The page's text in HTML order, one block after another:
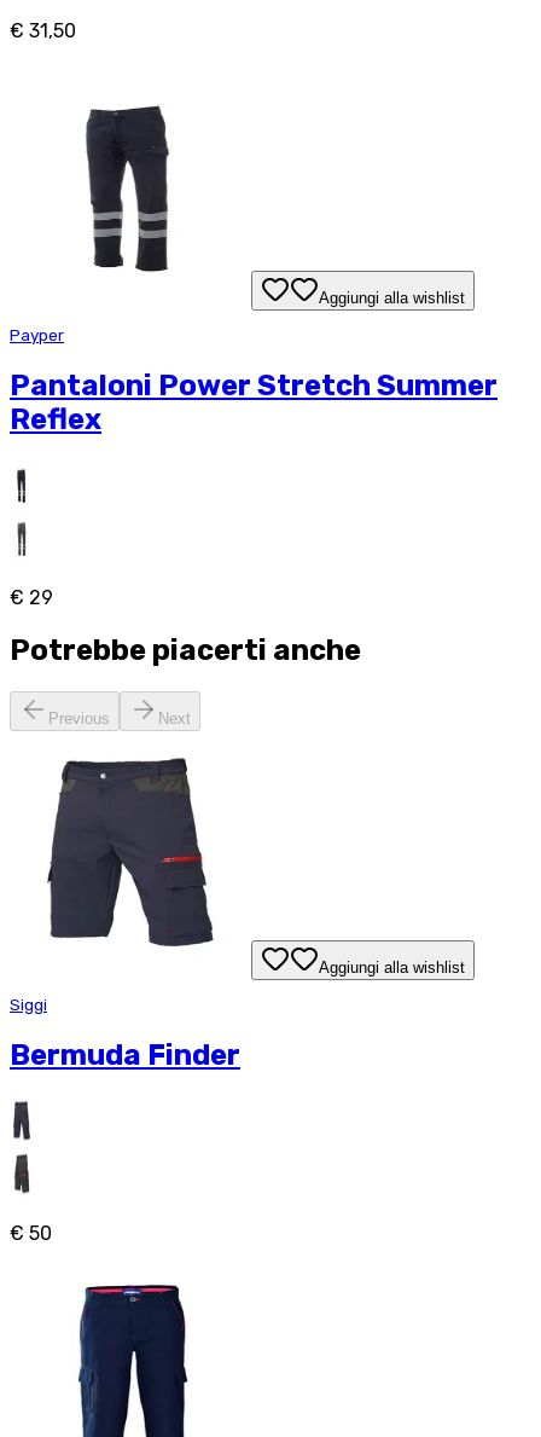
€ 31,50
Aggiungi alla wishlist
Payper
Pantaloni Power Stretch Summer
Reflex
€ 29
Potrebbe piacerti anche
Previous Next
Aggiungi alla wishlist
Siggi
Bermuda Finder
€ 50